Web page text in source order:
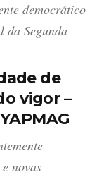
democrático
da Segunda
de
vigor –
novas